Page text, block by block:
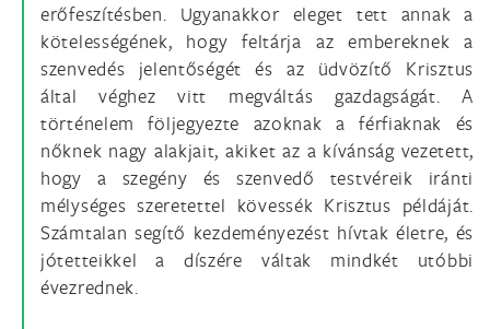
erőfeszítésben. Ugyanakkor eleget tett annak a
kötelességének, hogy feltárja az embereknek a
szenvedés jelentőségét és az üdvözítő Krisztus
által véghez vitt megváltás gazdagságát. A
történelem följegyezte azoknak a férfiaknak és
nőknek nagy alakjait, akiket az a kívánság vezetett,
hogy a szegény és szenvedő testvéreik iránti
mélységes szeretettel kövessék Krisztus példáját.
Számtalan segítő kezdeményezést hívtak életre, és
jótetteikkel a díszére váltak mindkét utóbbi
évezrednek.